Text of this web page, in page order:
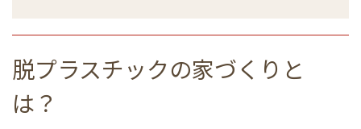
脱プラスチックの家づくりと
は？